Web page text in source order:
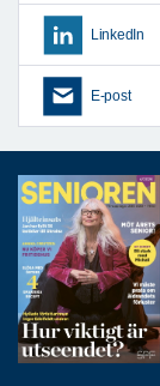
LinkedIn
E-post